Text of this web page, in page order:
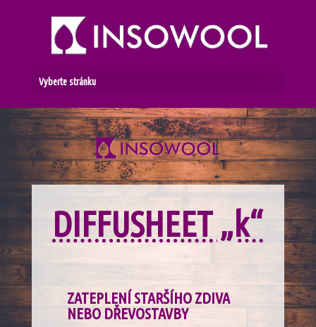
Vyberte stránku
DIFFUSHEET „k“
ZATEPLENÍ STARŠÍHO ZDIVA
NEBO DŘEVOSTAVBY